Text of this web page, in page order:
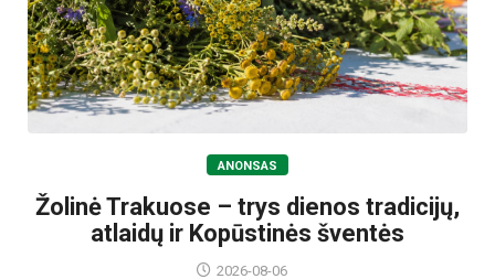
ANONSAS
Žolinė Trakuose – trys dienos tradicijų,
atlaidų ir Kopūstinės šventės
2026-08-06